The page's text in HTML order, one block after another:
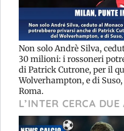
Non solo Andrè Silva,
30 milioni: i rossoneri
di Patrick Cutrone, per il
Wolverhampton, e di
Roma.
L’INTER CERCA